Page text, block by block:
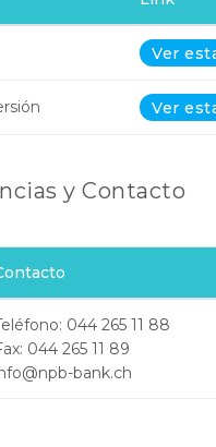
Ver
Ver
y Contacto
044 265 11 88
044 265 11 89
bank.ch